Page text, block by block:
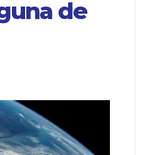
de